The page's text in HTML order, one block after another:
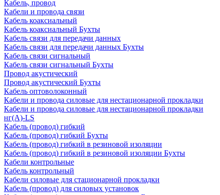
Кабель, провод
Кабели и провода связи
Кабель коаксиальный
Кабель коаксиальный Бухты
Кабель связи для передачи данных
Кабель связи для передачи данных Бухты
Кабель связи сигнальный
Кабель связи сигнальный Бухты
Провод акустический
Провод акустический Бухты
Кабель оптоволоконный
Кабели и провода силовые для нестационарной прокладки
Кабели и провода силовые для нестационарной прокладки
нг(А)-LS
Кабель (провод) гибкий
Кабель (провод) гибкий Бухты
Кабель (провод) гибкий в резиновой изоляции
Кабель (провод) гибкий в резиновой изоляции Бухты
Кабели контрольные
Кабель контрольный
Кабели силовые для стационарной прокладки
Кабель (провод) для силовых установок